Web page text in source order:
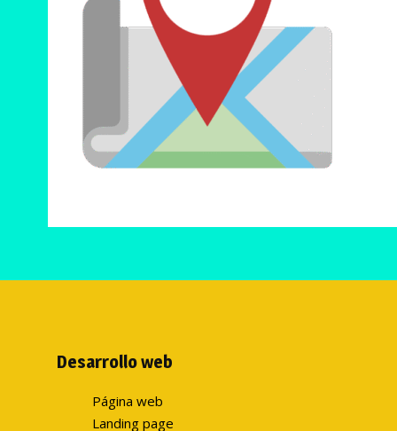
Desarrollo web
Página web
Landing page